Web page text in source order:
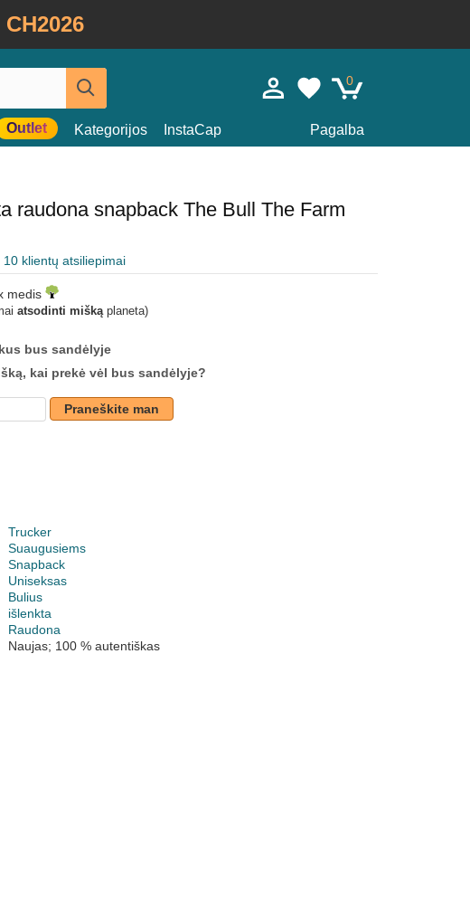
CH2026
0
Outlet Kategorijos InstaCap Pagalba
raudona snapback The Bull The Farm
10 klientų atsiliepimai
medis
atsodinti miškąplaneta)
bus sandėlyje
kai prekė vėl bus sandėlyje?
Praneškite man
Trucker
Suaugusiems
Snapback
Uniseksas
Bulius
išlenkta
Raudona
Naujas; 100 % autentiškas